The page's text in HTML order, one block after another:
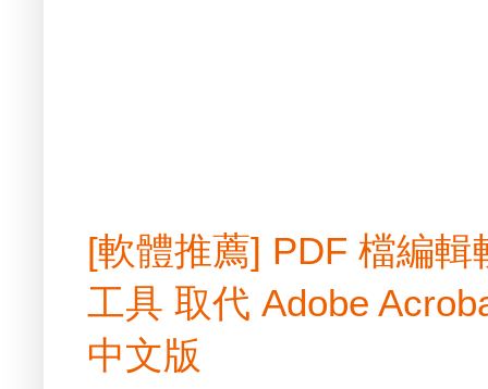
[軟體推薦] PDF 檔編
工具 取代 Adobe
中文版